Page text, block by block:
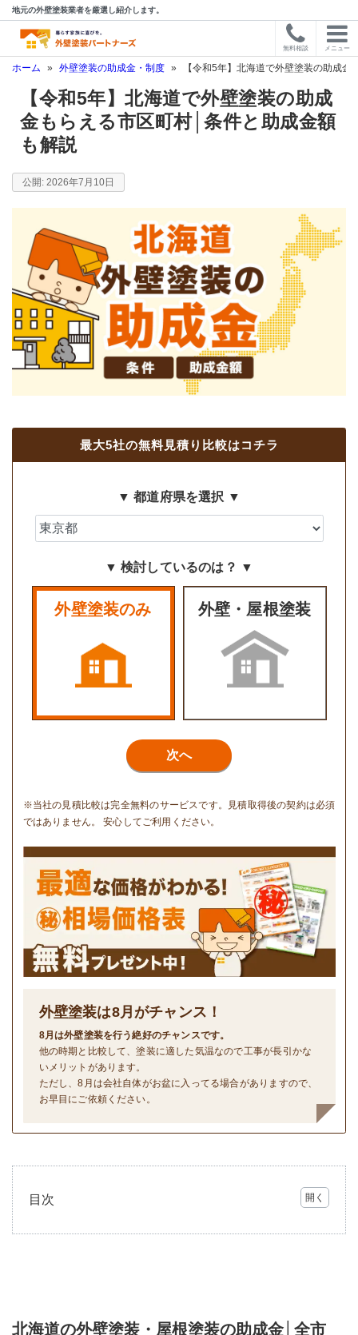
地元の外壁塗装業者を厳選し紹介します。
無料相談 メニュー
ホーム » 外壁塗装の助成金・制度 » 【令和5年】北海道で外壁塗装の助成
【令和5年】北海道で外壁塗装の助成
金もらえる市区町村│条件と助成金額
も解説
2026年7月10日
最大5社の無料見積り比較はコチラ
▼ 都道府県を選択 ▼
▼ 検討しているのは？ ▼
外壁塗装のみ 外壁・屋根塗装
次へ
※当社の見積比較は完全無料のサービスです。見積取得後の契約は必須
ではありません。 安心してご利用ください。
外壁塗装は8月がチャンス！
8月は外壁塗装を行う絶好のチャンスです。
他の時期と比較して、塗装に適した気温なので工事が長引かな
いメリットがあります。
ただし、8月は会社自体がお盆に入ってる場合がありますので、
お早目にご依頼ください。
目次
北海
塗装
北海道の外壁塗装・屋根塗装の助成金│全市